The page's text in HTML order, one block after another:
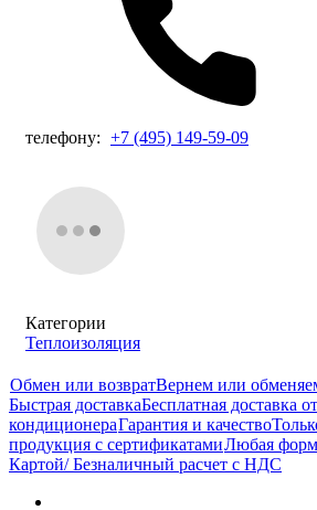
телефону: +7 (495) 149-59-09
Категории
Теплоизоляция
Обмен или возвратВернем или
Быстрая доставкаБесплатная доставка
кондиционераГарантия и качество
продукция с сертификатамиЛюбая
Картой/ Безналичный расчет с НДС